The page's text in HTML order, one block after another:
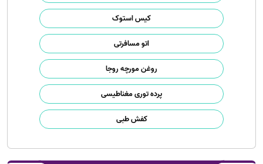
کیس استوک
اتو مسافرتی
روغن مورچه روجا
پرده توری مغناطیسی
کفش طبی